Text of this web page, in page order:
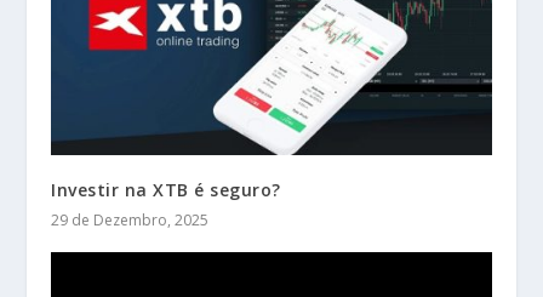
Investir na XTB é seguro?
29 de Dezembro, 2025